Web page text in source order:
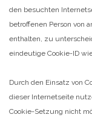
den besuchten
betroffenen Person von
enthalten, zu
eindeutige Cookie-ID
Durch den Einsatz von
dieser Internetseite
Cookie-Setzung nicht